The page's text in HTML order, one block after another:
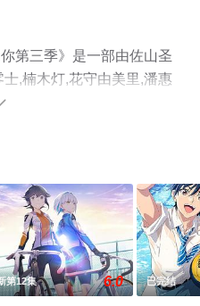
第三季》是一部由佐山圣
,楠木灯,花守由美里,潘惠
贺葵,樫井笙人,子安武人,引
日本动漫，手机免费观看
剧情网等平台了解。
第12集 6.0 已完结